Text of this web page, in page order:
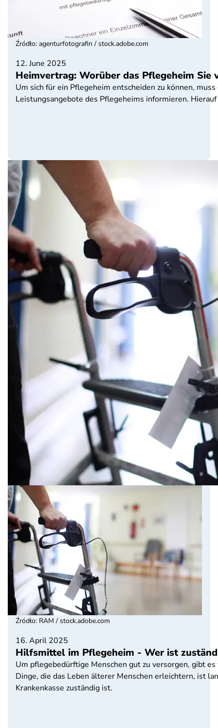
12. June 2025
Heimvertrag: Worüber das Pflegeheim Sie
Um sich für ein Pflegeheim entscheiden zu können,
Leistungsangebote des Pflegeheims informieren.
Źródło: agenturfotografin / stock.adobe.com
16. April 2025
Hilfsmittel im Pflegeheim - Wer ist
Um pflegebedürftige Menschen gut zu versorgen, gibt
Dinge, die das Leben älterer Menschen erleichtern, ist
Krankenkasse zuständig ist.
Źródło: RAM / stock.adobe.com